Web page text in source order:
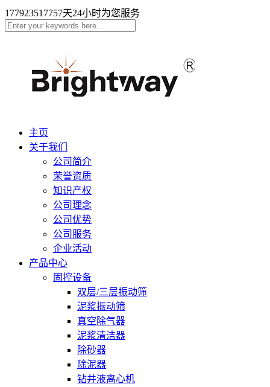
177923517757天24小时为您服务
主页
关于我们
公司简介
荣誉资质
知识产权
公司理念
公司优势
公司服务
企业活动
产品中心
固控设备
双层/三层振动筛
泥浆振动筛
真空除气器
泥浆清洁器
除砂器
除泥器
钻井液离心机